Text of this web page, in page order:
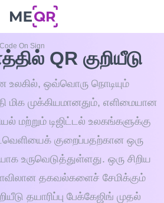
On Sign
QR குறியீடு
உலகில், ஒவ்வொரு நொடியும்
மிக முக்கியமானதும், எளிமையான
மற்றும் டிஜிட்டல் உலகங்களுக்கு
குறைப்பதற்கான ஒரு
உருவெடுத்துள்ளது. ஒரு சிறிய
தகவல்களைச் சேமிக்கும்
தயாரிப்பு பேக்கேஜிங் முதல்